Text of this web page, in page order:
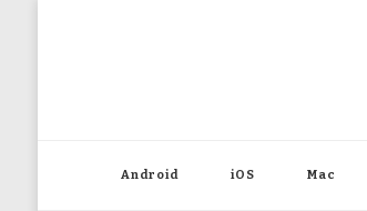
Android iOS Mac